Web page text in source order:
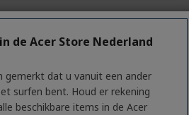
de Acer Store Nederland
gemerkt dat u vanuit een ander
surfen bent. Houd er rekening
beschikbare items in de Acer